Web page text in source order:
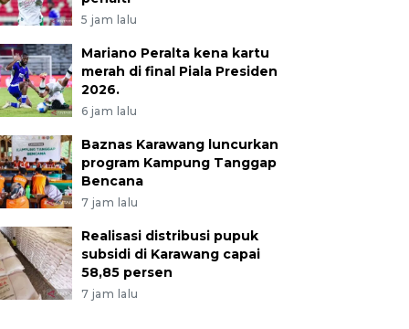
5 jam lalu
Mariano Peralta kena kartu
merah di final Piala Presiden
2026.
6 jam lalu
Baznas Karawang luncurkan
program Kampung Tanggap
Bencana
7 jam lalu
Realisasi distribusi pupuk
subsidi di Karawang capai
58,85 persen
7 jam lalu